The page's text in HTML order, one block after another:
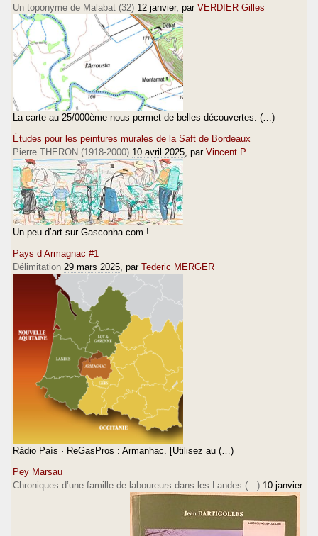
Un toponyme de Malabat (32) 12 janvier, par VERDIER Gilles
La carte au 25/000ème nous permet de belles découvertes. (…)
Études pour les peintures murales de la Saft de Bordeaux
Pierre THERON (1918-2000) 10 avril 2025 , par Vincent P.
Un peu d’art sur Gasconha.com !
Pays d’Armagnac #1
Délimitation 29 mars 2025 , par Tederic MERGER
Ràdio País · ReGasPros : Armanhac. [Utilisez au (…)
Pey Marsau
Chroniques d’une famille de laboureurs dans les Landes (…) 10 janvier